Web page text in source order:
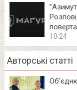
10:24
Авторські статті